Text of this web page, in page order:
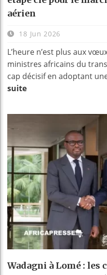
aérien
18 Jun 2026
L’heure n’est plus aux
ministres africains du
cap décisif en adoptant
suite
Wadagni à Lomé : les